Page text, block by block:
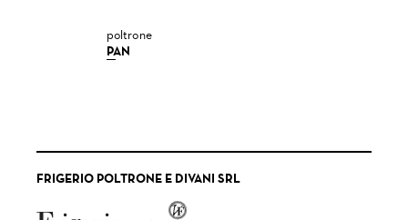
poltrone
PAN
FRIGERIO POLTRONE E DIVANI SRL